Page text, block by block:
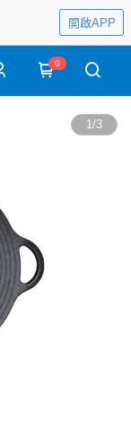
開啟APP
0
1/3